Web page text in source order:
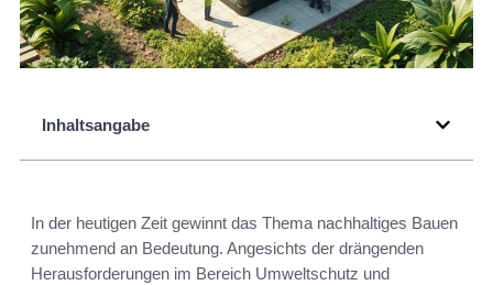
Inhaltsangabe
In der heutigen Zeit gewinnt das Thema nachhaltiges Bauen
zunehmend an Bedeutung. Angesichts der drängenden
Herausforderungen im Bereich Umweltschutz und